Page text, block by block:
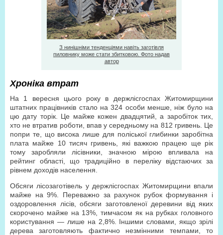
З нинішніми тенденціями навіть заготівля
пиловнику може стати збитковою. Фото надав
автор
Хроніка втрат
На 1 вересня цього року в держлісгоспах Житомирщини
штатних працівників стало на 324 особи менше, ніж було на
цю дату торік. Це майже кожен двадцятий, а заробіток тих,
хто не втратив роботи, впав у середньому на 812 гривень. Це
попри те, що висока лише для поліської глибинки заробітна
плата майже 10 тисяч гривень, які важкою працею ще рік
тому заробляли лісівники, значною мірою впливала на
рейтинг області, що традиційно в переліку відстаючих за
рівнем доходів населення.
Обсяги лісозаготівель у держлісгоспах Житомирщини впали
майже на 9%. Переважно за рахунок рубок формування і
оздоровлення лісів, обсяги заготовленої деревини від яких
скорочено майже на 13%, тимчасом як на рубках головного
користування — лише на 2,8%. Іншими словами, якщо зрілі
дерева заготовляють фактично незмінними темпами, то